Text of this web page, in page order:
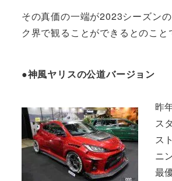
その真価の一端が2023シーズン
ク界で観ることができるとのこと
●神風ヤリスの公道バージョン
昨
ス
ス
ニ
最